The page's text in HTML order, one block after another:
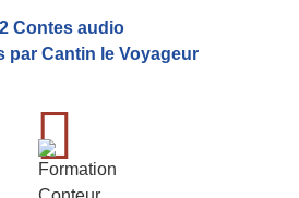
Contes audio
par Cantin le Voyageur